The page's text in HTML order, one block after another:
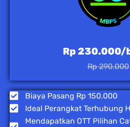
Rp 230.000/
Rp 290.000
Biaya Pasang Rp 150.000
Ideal Perangkat Terhubung
Mendapatkan OTT Pilihan